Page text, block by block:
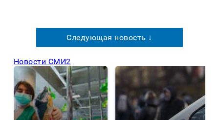
Следующая новость ↓
Новости СМИ2